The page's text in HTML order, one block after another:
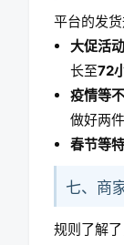
平台的发
大促活动
长至72
疫情等
做好两
春节等
七、商
规则了解